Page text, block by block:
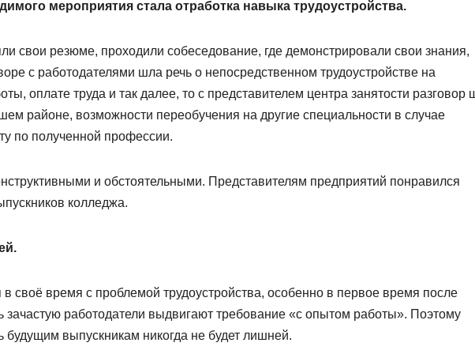
мероприятия стала отработка навыка трудоустройства.
свои резюме, проходили собеседование, где демонстрировали свои знания,
с работодателями шла речь о непосредственном трудоустройстве на
оплате труда и так далее, то с представителем центра занятости разговор
районе, возможности переобучения на другие специальности в случае
по полученной профессии.
и обстоятельными. Представителям предприятий понравился
колледжа.
в своё время с проблемой трудоустройства, особенно в первое время после
зачастую работодатели выдвигают требование «с опытом работы». Поэтому
выпускникам никогда не будет лишней.